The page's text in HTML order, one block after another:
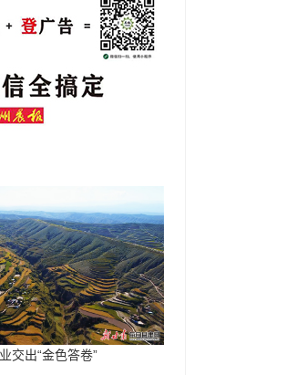
交出“金色答卷”